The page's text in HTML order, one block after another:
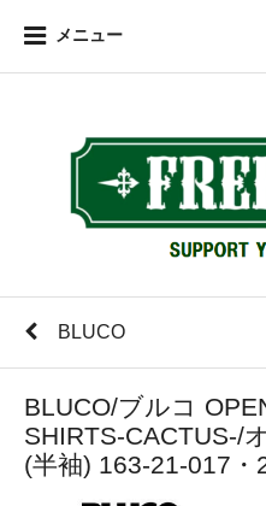
メニュー
BLUCO
BLUCO/ブルコ
SHIRTS-CACTUS-/
(半袖) 163-21-017・